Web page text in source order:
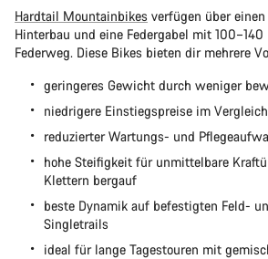
Hardtail Mountainbikes verfügen über
Hinterbau und eine Federgabel mit
Federweg. Diese Bikes bieten dir mehrere
geringeres Gewicht durch weniger
niedrigere Einstiegspreise im
reduzierter Wartungs- und
hohe Steifigkeit für unmittelbare
Klettern bergauf
beste Dynamik auf befestigten Feld-
Singletrails
ideal für lange Tagestouren mit